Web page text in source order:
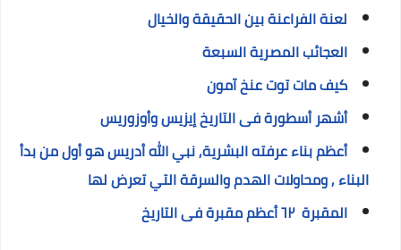
لعنة الفراعنة بين الحقيقة والخيال
العجائب المصرية السبعة
كيف مات توت عنخ آمون
أشهر أسطورة فى التاريخ إيزيس وأوزوريس
أعظم بناء عرفته البشرية, نبي الله أدريس هو أول من بدأ
البناء , ومحاولات الهدم والسرقة التي تعرض لها
المقبرة ٦٢ أعظم مقبرة فى التاريخ